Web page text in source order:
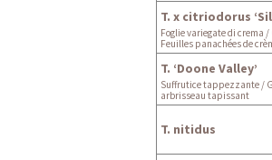
T. x citriodorus
Foglie variegate di crema
Feuilles panachées de
T. ‘Doone Valley’
Suffrutice tappezzante /
arbrisseau tapissant
T. nitidus